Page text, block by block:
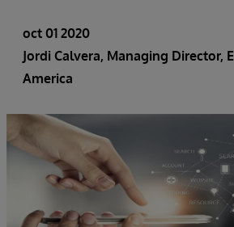
oct 01 2020
Jordi Calvera, Managing Director,
America